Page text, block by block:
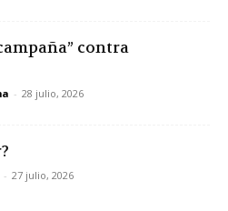
contra
- 28 julio, 2026
- 27 julio, 2026